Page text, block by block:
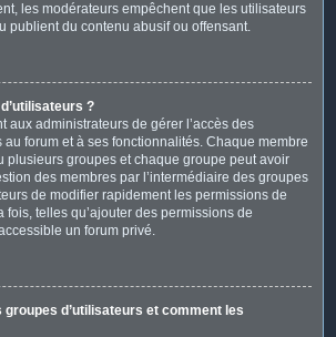
les modérateurs empêchent que les utilisateurs
publient du contenu abusif ou offensant.
?
aux administrateurs de gérer l’accès des
au forum et à ses fonctionnalités. Chaque membre
plusieurs groupes et chaque groupe peut avoir
des membres par l’intermédiaire des groupes
de modifier rapidement les permissions de
fois, telles qu’ajouter des permissions de
un forum privé.
d’utilisateurs et comment les